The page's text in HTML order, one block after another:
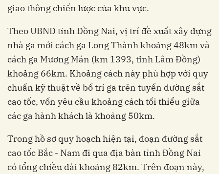
giao thông chiến lược của khu vực.
Theo UBND tỉnh Đồng Nai, vị trí đề xuất xây dựng
nhà ga mới cách ga Long Thành khoảng 48km và
cách ga Mương Mán (km 1393, tỉnh Lâm Đồng)
khoảng 66km. Khoảng cách này phù hợp với quy
chuẩn kỹ thuật về bố trí ga trên tuyến đường sắt
cao tốc, vốn yêu cầu khoảng cách tối thiểu giữa
các ga hành khách là khoảng 50km.
Trong hồ sơ quy hoạch hiện tại, đoạn đường sắt
cao tốc Bắc - Nam đi qua địa bàn tỉnh Đồng Nai
có tổng chiều dài khoảng 82km. Trên đoạn này,